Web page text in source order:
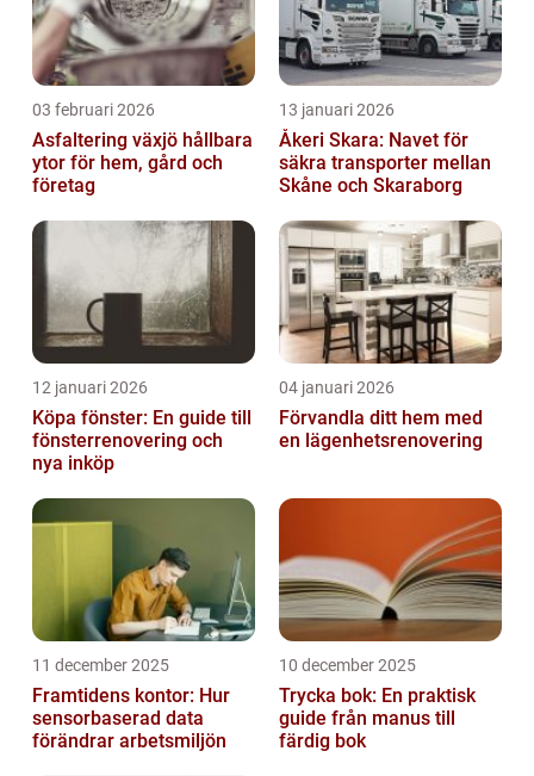
03 februari 2026
Asfaltering växjö hållbara
ytor för hem, gård och
företag
13 januari 2026
Åkeri Skara: Navet för
säkra transporter mellan
Skåne och Skaraborg
12 januari 2026
Köpa fönster: En guide till
fönsterrenovering och
nya inköp
04 januari 2026
Förvandla ditt hem med
en lägenhetsrenovering
11 december 2025
Framtidens kontor: Hur
sensorbaserad data
förändrar arbetsmiljön
10 december 2025
Trycka bok: En praktisk
guide från manus till
färdig bok